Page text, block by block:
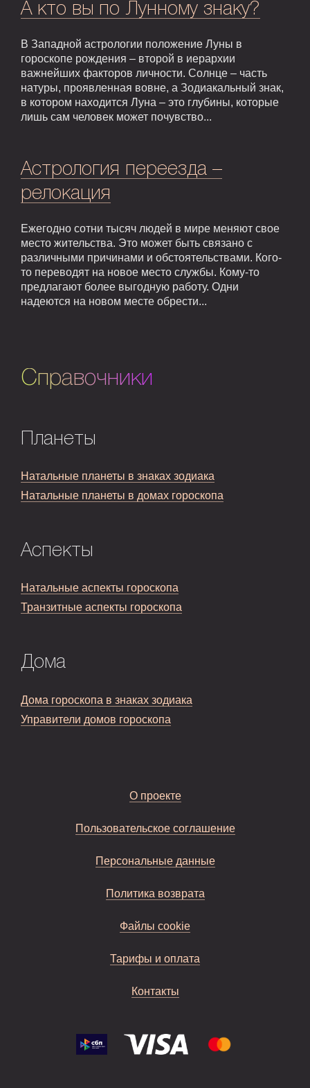
А кто вы по Лунному знаку?
В Западной астрологии положение Луны в
гороскопе рождения – второй в иерархии
важнейших факторов личности. Солнце – часть
натуры, проявленная вовне, а Зодиакальный знак,
в котором находится Луна – это глубины, которые
лишь сам человек может почувство...
Астрология переезда –
релокация
Ежегодно сотни тысяч людей в мире меняют свое
место жительства. Это может быть связано с
различными причинами и обстоятельствами. Кого-
то переводят на новое место службы. Кому-то
предлагают более выгодную работу. Одни
надеются на новом месте обрести...
Справочники
Планеты
Натальные планеты в знаках зодиака
Натальные планеты в домах гороскопа
Аспекты
Натальные аспекты гороскопа
Транзитные аспекты гороскопа
Дома
Дома гороскопа в знаках зодиака
Управители домов гороскопа
О проекте
Пользовательское соглашение
Персональные данные
Политика возврата
Файлы cookie
Тарифы и оплата
Контакты